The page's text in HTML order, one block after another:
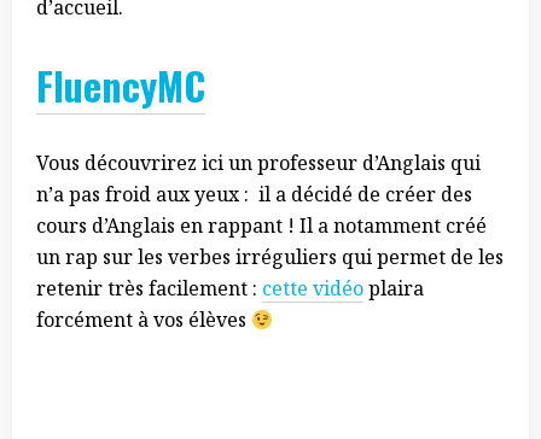
d’accueil.
FluencyMC
Vous découvrirez ici un professeur d’Anglais qui
n’a pas froid aux yeux : il a décidé de créer des
cours d’Anglais en rappant ! Il a notamment créé
un rap sur les verbes irréguliers qui permet de les
retenir très facilement : cette vidéoplaira
forcément à vos élèves